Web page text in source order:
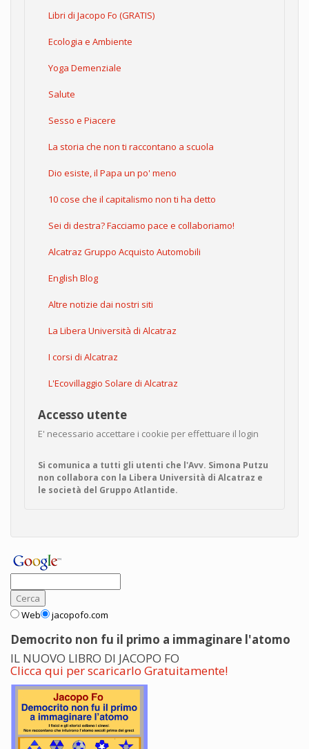
Libri di Jacopo Fo (GRATIS)
Ecologia e Ambiente
Yoga Demenziale
Salute
Sesso e Piacere
La storia che non ti raccontano a scuola
Dio esiste, il Papa un po' meno
10 cose che il capitalismo non ti ha detto
Sei di destra? Facciamo pace e collaboriamo!
Alcatraz Gruppo Acquisto Automobili
English Blog
Altre notizie dai nostri siti
La Libera Università di Alcatraz
I corsi di Alcatraz
L'Ecovillaggio Solare di Alcatraz
Accesso utente
E' necessario accettare i cookie per effettuare il login
Si comunica a tutti gli utenti che l'Avv. Simona Putzu
non collabora con la Libera Università di Alcatraz e
le società del Gruppo Atlantide.
Web jacopofo.com
Democrito non fu il primo a immaginare l'atomo
IL NUOVO LIBRO DI JACOPO FO
Clicca qui per scaricarlo Gratuitamente!